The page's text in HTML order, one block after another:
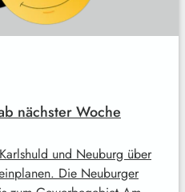
nächster Woche
und Neuburg über
Die Neuburger